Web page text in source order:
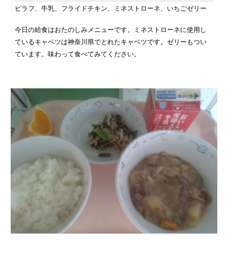
ピラフ、牛乳、 フライドチキン、ミネストローネ、いちごゼリー
今日の給食はおたのしみメニューです。ミネストローネに使用し
ているキャベツは神奈川県でとれたキャベツです。ゼリーもつい
ています。味わって食べてみてください。